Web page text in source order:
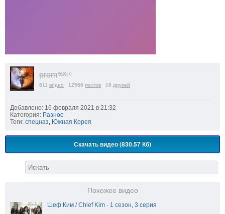
prom 5629 | 0
611 видео 12566 постов 16 друзей
Добавлено: 16 февраля 2021 в 21:32
Категория: Разное
Теги: спецназ Южная Корея
Скачать видео (830.57 Кб)
Похожее видео
Шеф Ким / Chief Kim - 1 сезон, 3 серия